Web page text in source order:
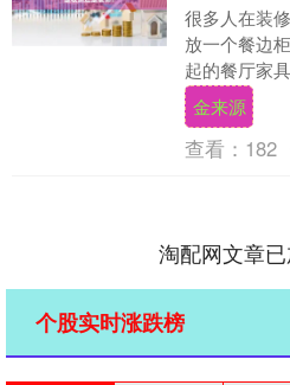
很多人在装
放一个餐边
起的餐厅家
量的收纳空
备。这时候也
金来源
查看： 182
淘配网文章
个股实时涨跌榜